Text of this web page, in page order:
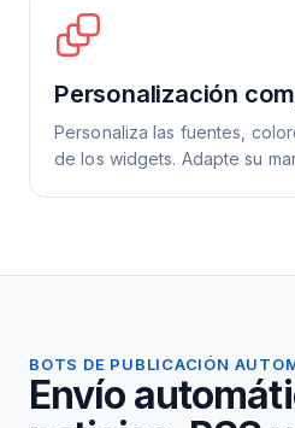
Personalización
Personaliza las fuentes,
de los widgets. Adapte su
BOTS DE PUBLICACIÓN
Envío